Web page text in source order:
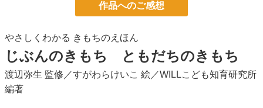
作品へのご感想
やさしくわかる きもちのえほん
じぶんのきもち ともだちのきもち
渡辺弥生 監修／すがわらけいこ 絵／WILLこども知育研究所
編著